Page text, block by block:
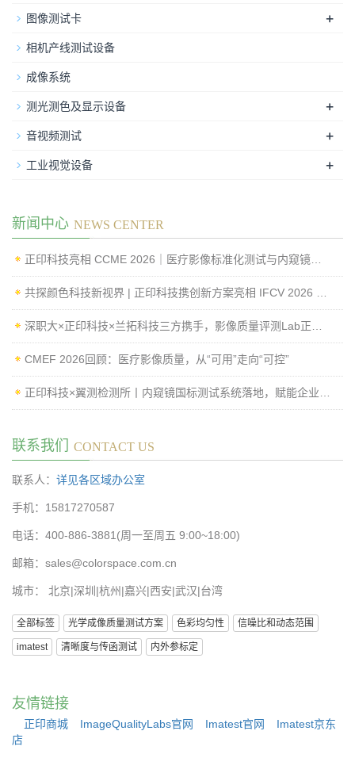
图像测试卡 +
相机产线测试设备
成像系统
测光测色及显示设备 +
音视频测试 +
工业视觉设备 +
新闻中心 NEWS CENTER
正印科技亮相 CCME 2026｜医疗影像标准化测试与内窥镜成像性能检测方案
共探颜色科技新视界 | 正印科技携创新方案亮相 IFCV 2026 国际工业论坛
深职大×正印科技×兰拓科技三方携手，影像质量评测Lab正式揭牌
CMEF 2026回顾：医疗影像质量，从“可用”走向“可控”
正印科技×翼测检测所丨内窥镜国标测试系统落地，赋能企业高效过检
联系我们 CONTACT US
联系人： 详见各区域办公室
手机：15817270587
电话：400-886-3881(周一至周五 9:00~18:00)
邮箱：sales@colorspace.com.cn
城市： 北京|深圳|杭州|嘉兴|西安|武汉|台湾
全部标签 光学成像质量测试方案 色彩均匀性 信噪比和动态范围
imatest 清晰度与传函测试 内外参标定
友情链接
正印商城 ImageQualityLabs官网 Imatest官网
Imatest京东
店